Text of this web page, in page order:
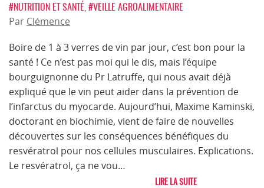
#NUTRITION ET SANTÉ #VEILLE AGROALIMENTAIRE
Par Clémence
Boire de 1 à 3 verres de vin par jour, c’est bon pour la
santé ! Ce n’est pas moi qui le dis, mais l’équipe
bourguignonne du Pr Latruffe, qui nous avait déjà
expliqué que le vin peut aider dans la prévention de
l’infarctus du myocarde. Aujourd’hui, Maxime Kaminski,
doctorant en biochimie, vient de faire de nouvelles
découvertes sur les conséquences bénéfiques du
resvératrol pour nos cellules musculaires. Explications.
Le resvératrol, ça ne vou…
LIRE LA SUITE